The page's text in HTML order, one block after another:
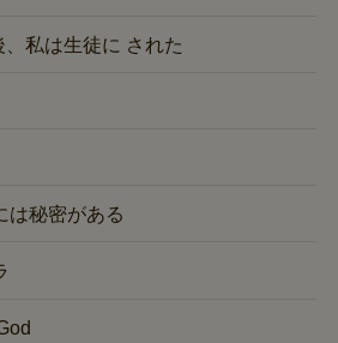
私は生徒に された
は秘密がある